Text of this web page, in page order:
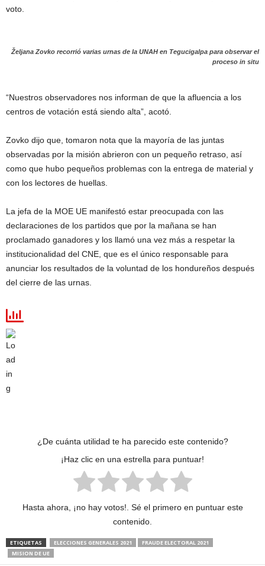
voto.
Željana Zovko recorrió varias urnas de la UNAH en Tegucigalpa para observar el
proceso in situ
“Nuestros observadores nos informan de que la afluencia a los
centros de votación está siendo alta”, acotó.
Zovko dijo que, tomaron nota que la mayoría de las juntas
observadas por la misión abrieron con un pequeño retraso, así
como que hubo pequeños problemas con la entrega de material y
con los lectores de huellas.
La jefa de la MOE UE manifestó estar preocupada con las
declaraciones de los partidos que por la mañana se han
proclamado ganadores y los llamó una vez más a respetar la
institucionalidad del CNE, que es el único responsable para
anunciar los resultados de la voluntad de los hondureños después
del cierre de las urnas.
¿De cuánta utilidad te ha parecido este contenido?
¡Haz clic en una estrella para puntuar!
Hasta ahora, ¡no hay votos!. Sé el primero en puntuar este
contenido.
ETIQUETAS ELECCIONES GENERALES 2021
FRAUDE ELECTORAL 2021
MISION DE UE